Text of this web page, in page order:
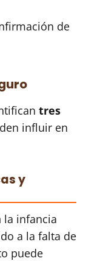
de
tres
influir en
y
la infancia
a la falta de
puede